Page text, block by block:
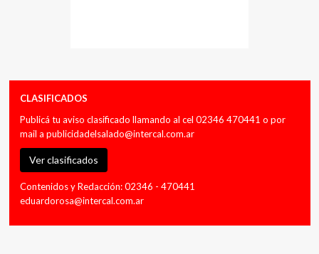
CLASIFICADOS
Publicá tu aviso clasificado llamando al cel 02346 470441 o por
mail a publicidadelsalado@intercal.com.ar
Ver clasificados
Contenidos y Redacción: 02346 - 470441
eduardorosa@intercal.com.ar